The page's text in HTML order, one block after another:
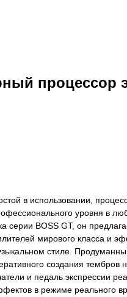
процессор
в использовании,
уровня в
серии BOSS GT, он
мирового класса и
стиле.
создания тембров
и педаль экспрессии
в режиме реального